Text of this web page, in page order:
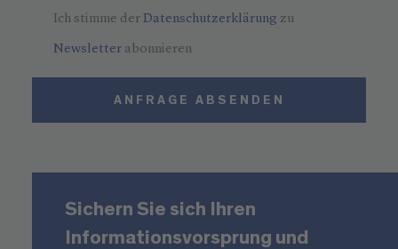
Ich stimme derDatenschutzerklärung zu
Newsletter abonnieren
ANFRAGE ABSENDEN
Sichern Sie sich Ihren
Informationsvorsprung und